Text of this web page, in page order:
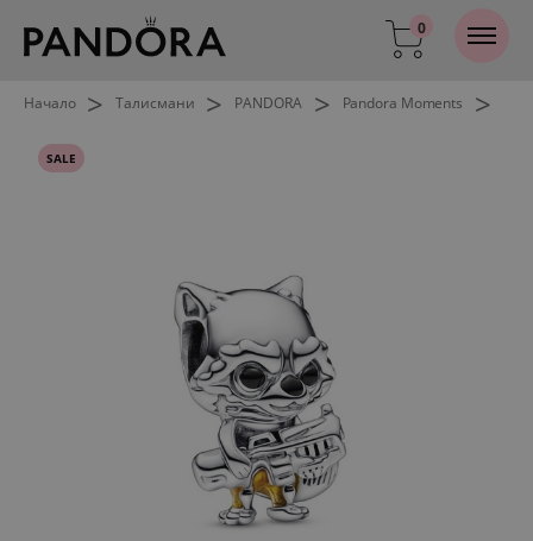
0
Начало > Талисмани > PANDORA > Pandora Moments >
SALE